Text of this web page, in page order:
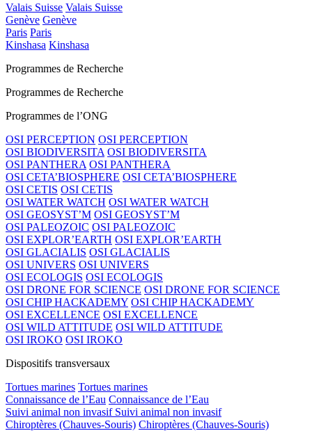
Valais Suisse Valais Suisse
Genève Genève
Paris Paris
Kinshasa Kinshasa
Programmes de Recherche
Programmes de Recherche
Programmes de l’ONG
OSI PERCEPTION OSI PERCEPTION
OSI BIODIVERSITA OSI BIODIVERSITA
OSI PANTHERA OSI PANTHERA
OSI CETA’BIOSPHERE OSI CETA’BIOSPHERE
OSI CETIS OSI CETIS
OSI WATER WATCH OSI WATER WATCH
OSI GEOSYST’M OSI GEOSYST’M
OSI PALEOZOIC OSI PALEOZOIC
OSI EXPLOR’EARTH OSI EXPLOR’EARTH
OSI GLACIALIS OSI GLACIALIS
OSI UNIVERS OSI UNIVERS
OSI ECOLOGIS OSI ECOLOGIS
OSI DRONE FOR SCIENCE OSI DRONE FOR SCIENCE
OSI CHIP HACKADEMY OSI CHIP HACKADEMY
OSI EXCELLENCE OSI EXCELLENCE
OSI WILD ATTITUDE OSI WILD ATTITUDE
OSI IROKO OSI IROKO
Dispositifs transversaux
Tortues marines Tortues marines
Connaissance de l’Eau Connaissance de l’Eau
Suivi animal non invasif Suivi animal non invasif
Chiroptères (Chauves-Souris) Chiroptères (Chauves-Souris)